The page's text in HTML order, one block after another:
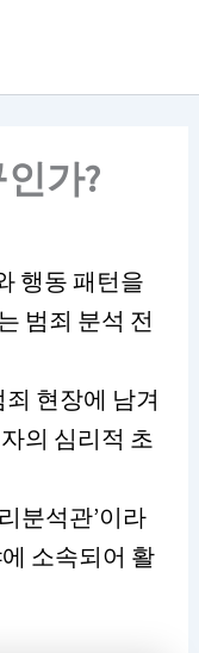
가?
행동 패턴을
범죄 분석 전
현장에 남겨
의 심리적 초
분석관’이라
소속되어 활